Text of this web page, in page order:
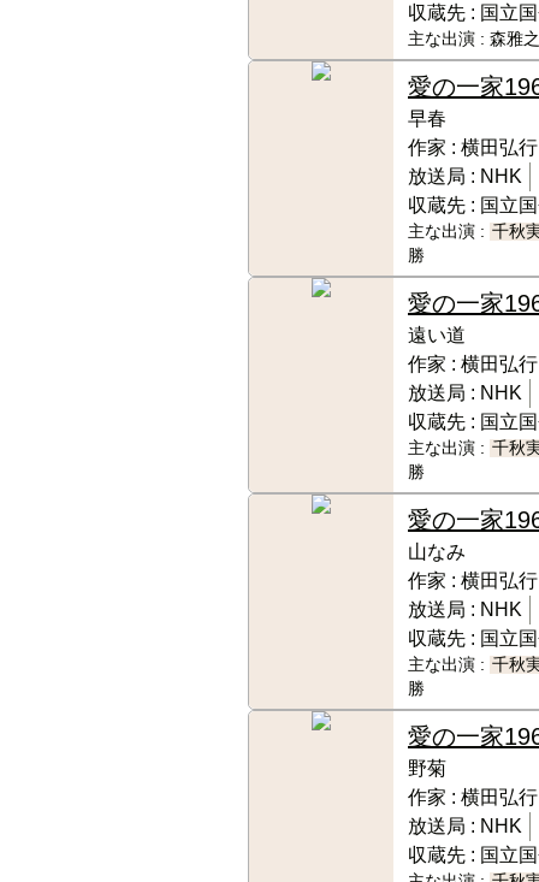
収蔵先 : 国立
主な出演 : 森雅
愛の一家
早春
作家 : 横田弘行
放送局 : NHK
収蔵先 : 国立
主な出演 : 千秋
勝
愛の一家
遠い道
作家 : 横田弘行
放送局 : NHK
収蔵先 : 国立
主な出演 : 千秋
勝
愛の一家
山なみ
作家 : 横田弘行
放送局 : NHK
収蔵先 : 国立
主な出演 : 千秋
勝
愛の一家
野菊
作家 : 横田弘行
放送局 : NHK
収蔵先 : 国立